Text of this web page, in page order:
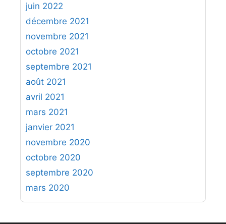
juin 2022
décembre 2021
novembre 2021
octobre 2021
septembre 2021
août 2021
avril 2021
mars 2021
janvier 2021
novembre 2020
octobre 2020
septembre 2020
mars 2020